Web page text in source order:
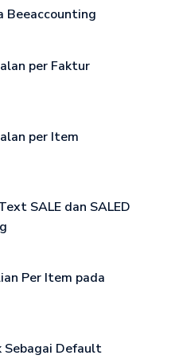
Beeaccounting
per Faktur
per Item
SALE dan SALED
Per Item pada
Default